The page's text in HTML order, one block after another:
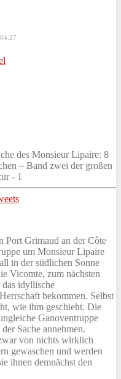
Port Grimaud an der Côte
um Monsieur Lipaire
in der südlichen Sonne
Vicomte, zum nächsten
idyllische
bekommen. Selbst
wie ihm geschieht. Die
Ganoventruppe
Sache annehmen.
von nichts wirklich
gewaschen und werden
ihnen demnächst den